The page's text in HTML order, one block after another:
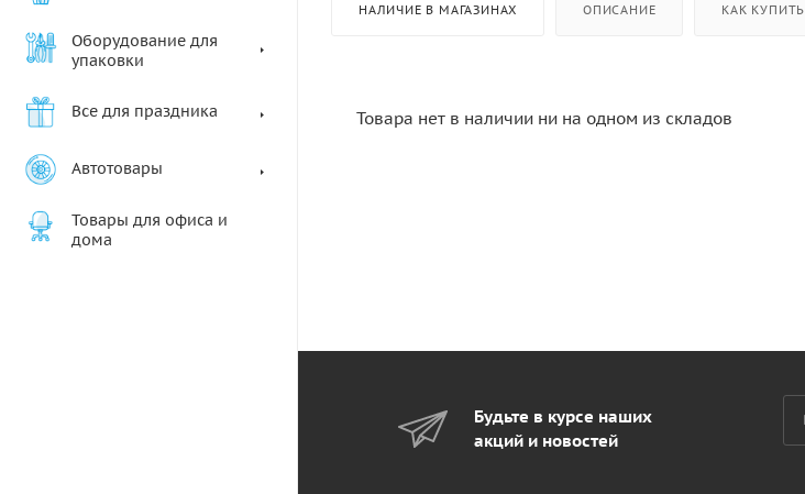
Оборудование для
упаковки
Все для праздника
Автотовары
Товары для офиса и
дома
НАЛИЧИЕ В МАГАЗИНАХ ОПИСАНИЕ КАК КУПИТЬ
Товара нет в наличии ни на одном из складов
Будьте в курсе наших
акций и новостей